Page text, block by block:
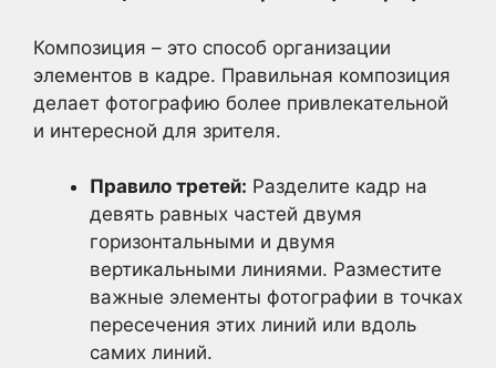
Композиция – это способ организации
элементов в кадре. Правильная композиция
делает фотографию более привлекательной
и интересной для зрителя.
Правило третей: Разделите кадр на
девять равных частей двумя
горизонтальными и двумя
вертикальными линиями. Разместите
важные элементы фотографии в точках
пересечения этих линий или вдоль
самих линий.